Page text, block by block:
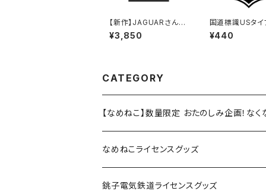
【新作】JAGUARさん
Tシャツ（HELLO JAG
UAR）Black
¥3,850
国道標識USタイ
UTE）ステッカ
線（ブラック）
¥440
CATEGORY
【なめねこ】数量限定 おたのしみ企画！な
なめねこライセンスグッズ
Tシャツ
銚子電気鉄道ライセンスグッズ